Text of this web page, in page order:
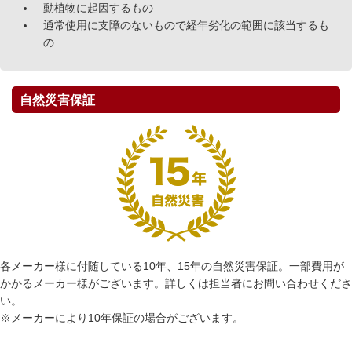
動植物に起因するもの
通常使用に支障のないもので経年劣化の範囲に該当するも
の
自然災害保証
各メーカー様に付随している10年、15年の自然災害保証。一部費用が
かかるメーカー様がございます。詳しくは担当者にお問い合わせくださ
い。
※メーカーにより10年保証の場合がございます。